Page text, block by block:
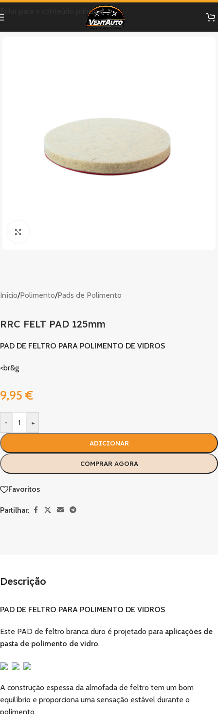
Pular para o conteúdo principal
Início/Polimento/Pads de Polimento
RRC FELT PAD 125mm
PAD DE FELTRO PARA POLIMENTO DE VIDROS
<br&g
9,95 €
- +
ADICIONAR
COMPRAR AGORA
Favoritos
Partilhar:
Descrição
PAD DE FELTRO PARA POLIMENTO DE VIDROS
Este PAD de feltro branca duro é projetado para aplicações de
pasta de polimento de vidro.
A construção espessa da almofada de feltro tem um bom
equilíbrio e proporciona uma sensação estável durante o
polimento.